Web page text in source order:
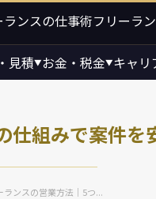
ランスの仕事術フリーラ
見積▼お金・税金▼キャリ
仕組みで案件を
ランスの営業方法｜5つ...